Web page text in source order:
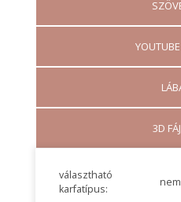
3D
választható
karfatípus:
nem